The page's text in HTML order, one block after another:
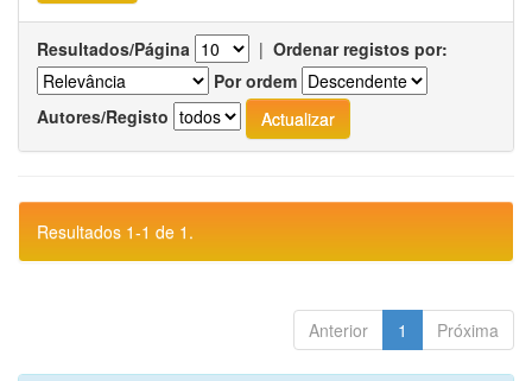
Resultados/Página | Ordenar registos por:
Por ordem
Autores/Registo
Resultados 1-1 de 1.
Anterior 1 Próxima